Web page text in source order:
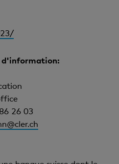
d'information:
26 03